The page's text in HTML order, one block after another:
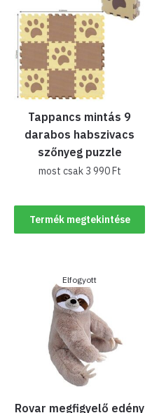
Tappancs mintás 9
darabos habszivacs
szőnyeg puzzle
most csak 3 990Ft
Termék megtekintése
Elfogyott
Rovar megfigyelő edény